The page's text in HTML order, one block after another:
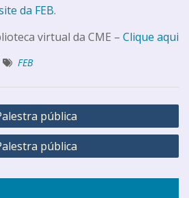
da FEB.
virtual da CME – Clique aqui
FEB
pública
pública